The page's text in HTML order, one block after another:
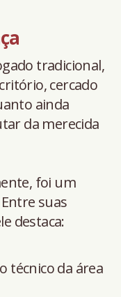
tradicional,
cercado
ainda
da merecida
foi um
suas
destaca:
técnico da área